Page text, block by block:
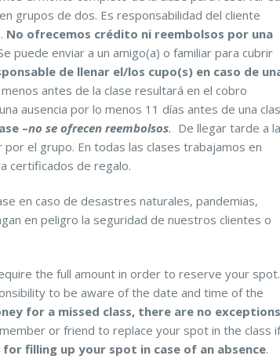
grupos de dos. Es responsabilidad del cliente
No ofrecemos crédito ni reembolsos por una
puede enviar a un amigo(a) o familiar para cubrir
de llenar el/los cupo(s) en caso de
antes de la clase resultará en el cobro
ausencia por lo menos 11 días antes de una
–no se ofrecen reembolsos. De llegar tarde a la
el grupo. En todas las clases trabajamos en
certificados de regalo.
en caso de desastres naturales, pandemias,
en peligro la seguridad de nuestros clientes o
the full amount in order to reserve your spot.
to be aware of the date and time of the
for a missed class, there are no
or friend to replace your spot in the class if
filling up your spot in case of an absence.